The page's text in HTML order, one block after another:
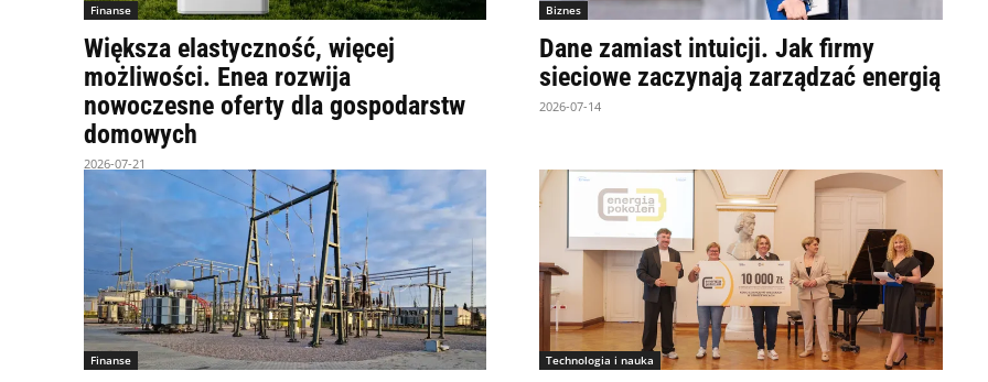
Finanse
Większa elastyczność, więcej
możliwości. Enea rozwija
nowoczesne oferty dla gospodarstw
domowych
2026-07-21
Biznes
Dane zamiast intuicji. Jak firmy
sieciowe zaczynają zarządzać energią
2026-07-14
Finanse Technologia i nauka